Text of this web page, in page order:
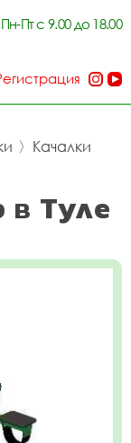
Пн-Пт с 9.00 до 18.00
〉 Качалки
в Туле